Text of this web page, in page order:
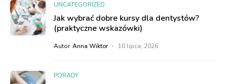
UNCATEGORIZED
Jak wybrać dobre kursy dla dentystów?
(praktyczne wskazówki)
Autor Anna Wiktor 10 lipca, 2026
PORADY